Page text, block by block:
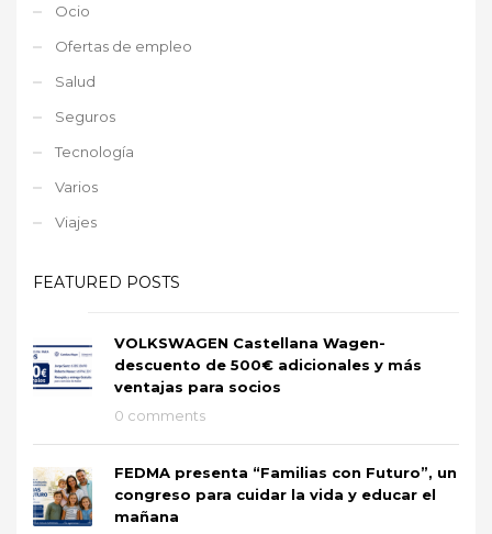
Ocio
Ofertas de empleo
Salud
Seguros
Tecnología
Varios
Viajes
FEATURED POSTS
VOLKSWAGEN Castellana Wagen-
descuento de 500€ adicionales y más
ventajas para socios
0 comments
FEDMA presenta “Familias con Futuro”, un
congreso para cuidar la vida y educar el
mañana